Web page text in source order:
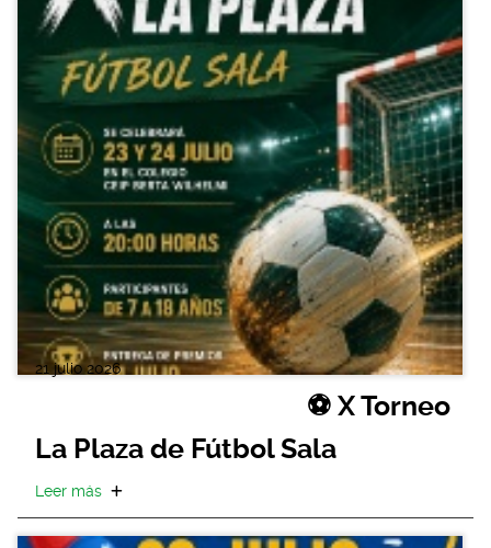
21 julio 2026
⚽ X Torneo
La Plaza de Fútbol Sala
Leer más